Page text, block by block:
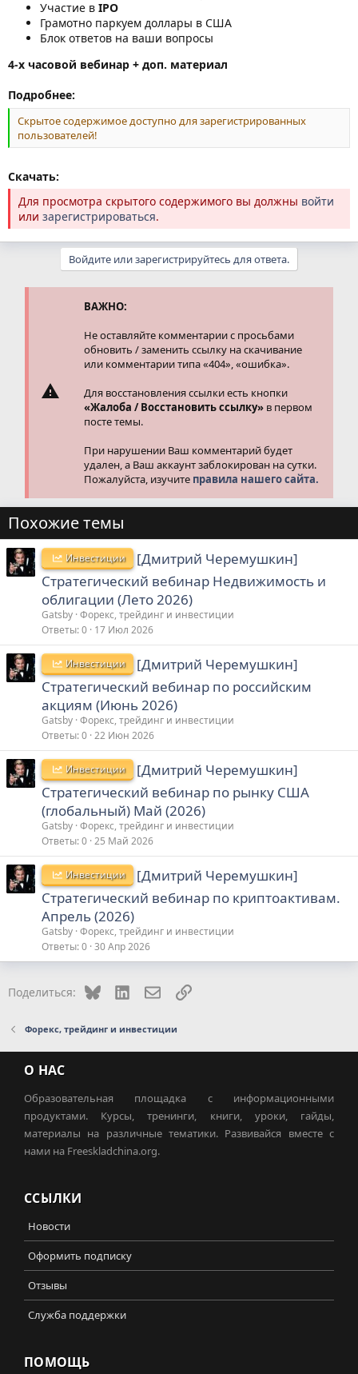
Участие в IPO
Грамотно паркуем доллары в США
Блок ответов на ваши вопросы
4-х часовой вебинар + доп. материал
Подробнее:
Скрытое содержимое доступно для зарегистрированных
пользователей!
Скачать:
Для просмотра скрытого содержимого вы должны войти
или зарегистрироваться.
Войдите или зарегистрируйтесь для ответа.
ВАЖНО:
Не оставляйте комментарии с просьбами
обновить / заменить ссылку на скачивание
или комментарии типа «404», «ошибка».
Для восстановления ссылки есть кнопки
«Жалоба / Восстановить ссылку» в первом
посте темы.
При нарушении Ваш комментарий будет
удален, а Ваш аккаунт заблокирован на сутки.
Пожалуйста, изучите правила нашего сайта.
Похожие темы
Инвестиции
[Дмитрий Черемушкин]
Стратегический вебинар Недвижимость и
облигации (Лето 2026)
Gatsby Форекс, трейдинг и инвестиции
Ответы 0 17 Июл 2026
Инвестиции
[Дмитрий Черемушкин]
Стратегический вебинар по российским
акциям (Июнь 2026)
Gatsby Форекс, трейдинг и инвестиции
Ответы 0 22 Июн 2026
Инвестиции
[Дмитрий Черемушкин]
Стратегический вебинар по рынку США
(глобальный) Май (2026)
Gatsby Форекс, трейдинг и инвестиции
Ответы 0 25 Май 2026
Инвестиции
[Дмитрий Черемушкин]
Стратегический вебинар по криптоактивам.
Апрель (2026)
Gatsby Форекс, трейдинг и инвестиции
Ответы 0 30 Апр 2026
Поделиться: Bluesky LinkedInЭлектронная почта
Ссылка
Форекс, трейдинг и инвестиции
О НАС
Образовательная площадка с информационными
продуктами. Курсы, тренинги, книги, уроки, гайды,
материалы на различные тематики. Развивайся вместе с
нами на Freeskladchina.org.
ССЫЛКИ
Новости
Оформить подписку
Отзывы
Служба поддержки
ПОМОЩЬ